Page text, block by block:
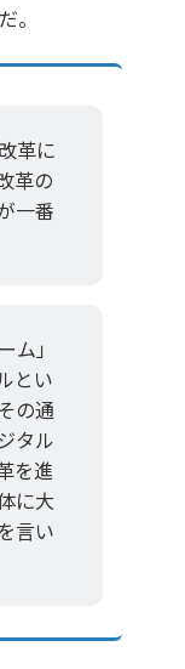
。
革に
革の
一番
ム」
とい
の通
タル
を進
に大
言い